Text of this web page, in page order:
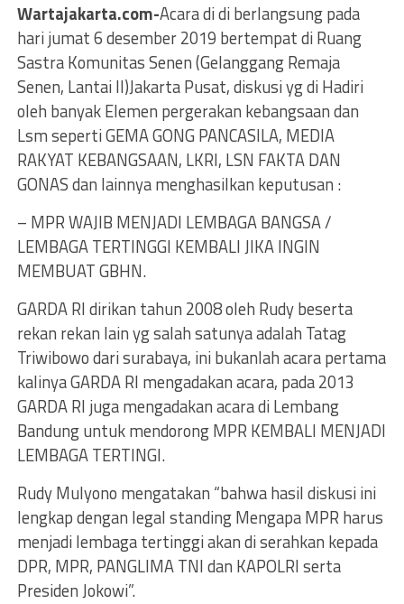
Wartajakarta.com-Acara di di berlangsung pada
hari jumat 6 desember 2019 bertempat di Ruang
Sastra Komunitas Senen (Gelanggang Remaja
Senen, Lantai II)Jakarta Pusat, diskusi yg di Hadiri
oleh banyak Elemen pergerakan kebangsaan dan
Lsm seperti GEMA GONG PANCASILA, MEDIA
RAKYAT KEBANGSAAN, LKRI, LSN FAKTA DAN
GONAS dan lainnya menghasilkan keputusan :
– MPR WAJIB MENJADI LEMBAGA BANGSA /
LEMBAGA TERTINGGI KEMBALI JIKA INGIN
MEMBUAT GBHN.
GARDA RI dirikan tahun 2008 oleh Rudy beserta
rekan rekan lain yg salah satunya adalah Tatag
Triwibowo dari surabaya, ini bukanlah acara pertama
kalinya GARDA RI mengadakan acara, pada 2013
GARDA RI juga mengadakan acara di Lembang
Bandung untuk mendorong MPR KEMBALI MENJADI
LEMBAGA TERTINGI.
Rudy Mulyono mengatakan “bahwa hasil diskusi ini
lengkap dengan legal standing Mengapa MPR harus
menjadi lembaga tertinggi akan di serahkan kepada
DPR, MPR, PANGLIMA TNI dan KAPOLRI serta
Presiden Jokowi”.